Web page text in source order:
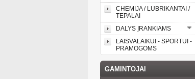
CHEMIJA / LUBRIKANTAI /
TEPALAI
DALYS ĮRANKIAMS
LAISVALAIKUI - SPORTUI -
PRAMOGOMS
GAMINTOJAI